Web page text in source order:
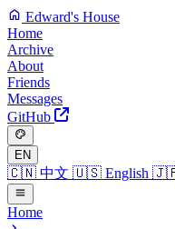
Edward's House
Home
Archive
About
Friends
Messages
GitHub
EN
🇨🇳 中文 🇺🇸 English
Home